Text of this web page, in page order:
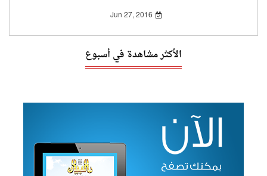
Jun 27, 2016
الأكثر مشاهدة في أسبوع